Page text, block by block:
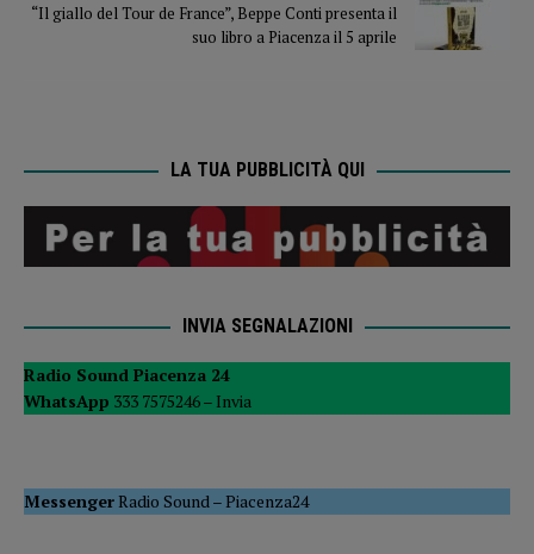
“Il giallo del Tour de France”, Beppe Conti presenta il
suo libro a Piacenza il 5 aprile
LA TUA PUBBLICITÀ QUI
INVIA SEGNALAZIONI
Radio Sound Piacenza 24
WhatsApp 333 7575246 – Invia
MessengerRadio Sound –Piacenza24